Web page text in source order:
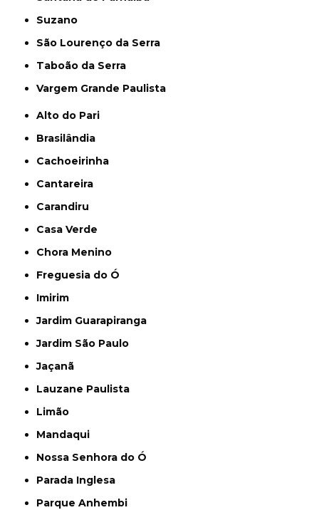
Suzano
São Lourenço da Serra
Taboão da Serra
Vargem Grande Paulista
Alto do Pari
Brasilândia
Cachoeirinha
Cantareira
Carandiru
Casa Verde
Chora Menino
Freguesia do Ó
Imirim
Jardim Guarapiranga
Jardim São Paulo
Jaçanã
Lauzane Paulista
Limão
Mandaqui
Nossa Senhora do Ó
Parada Inglesa
Parque Anhembi